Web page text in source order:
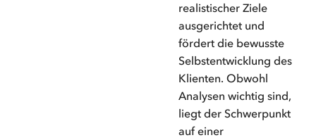
realistischer Ziele
ausgerichtet und
fördert die bewusste
Selbstentwicklung des
Klienten. Obwohl
Analysen wichtig sind,
liegt der Schwerpunkt
auf einer